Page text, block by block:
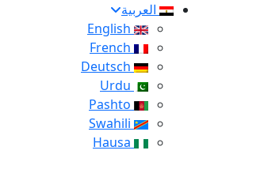
العربية